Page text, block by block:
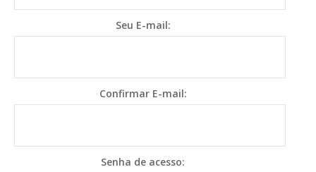
Seu E-mail:
Confirmar E-mail:
Senha de acesso: